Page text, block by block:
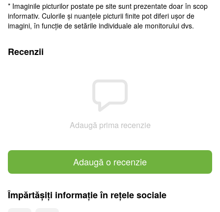
* Imaginile picturilor postate pe site sunt prezentate doar în scop
informativ. Culorile și nuanțele picturii finite pot diferi ușor de
imagini, în funcție de setările individuale ale monitorului dvs.
Recenzii
Adaugă prima recenzie
Adaugă o recenzie
Împărtășiți informație în rețele sociale